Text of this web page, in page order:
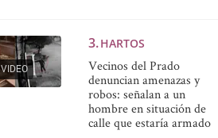
VIDEO
HARTOS
Vecinos del Prado
denuncian amenazas y
robos: señalan a un
hombre en situación de
calle que estaría armado